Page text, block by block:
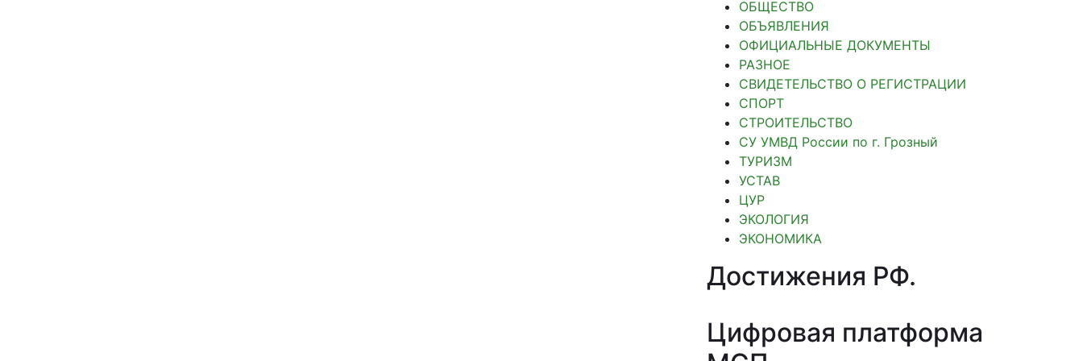
ОБЩЕСТВО
ОБЪЯВЛЕНИЯ
ОФИЦИАЛЬНЫЕ ДОКУМЕНТЫ
РАЗНОЕ
СВИДЕТЕЛЬСТВО О РЕГИСТРАЦИИ
СПОРТ
СТРОИТЕЛЬСТВО
СУ УМВД России по г. Грозный
ТУРИЗМ
УСТАВ
ЦУР
ЭКОЛОГИЯ
ЭКОНОМИКА
Достижения РФ.
Цифровая платформа